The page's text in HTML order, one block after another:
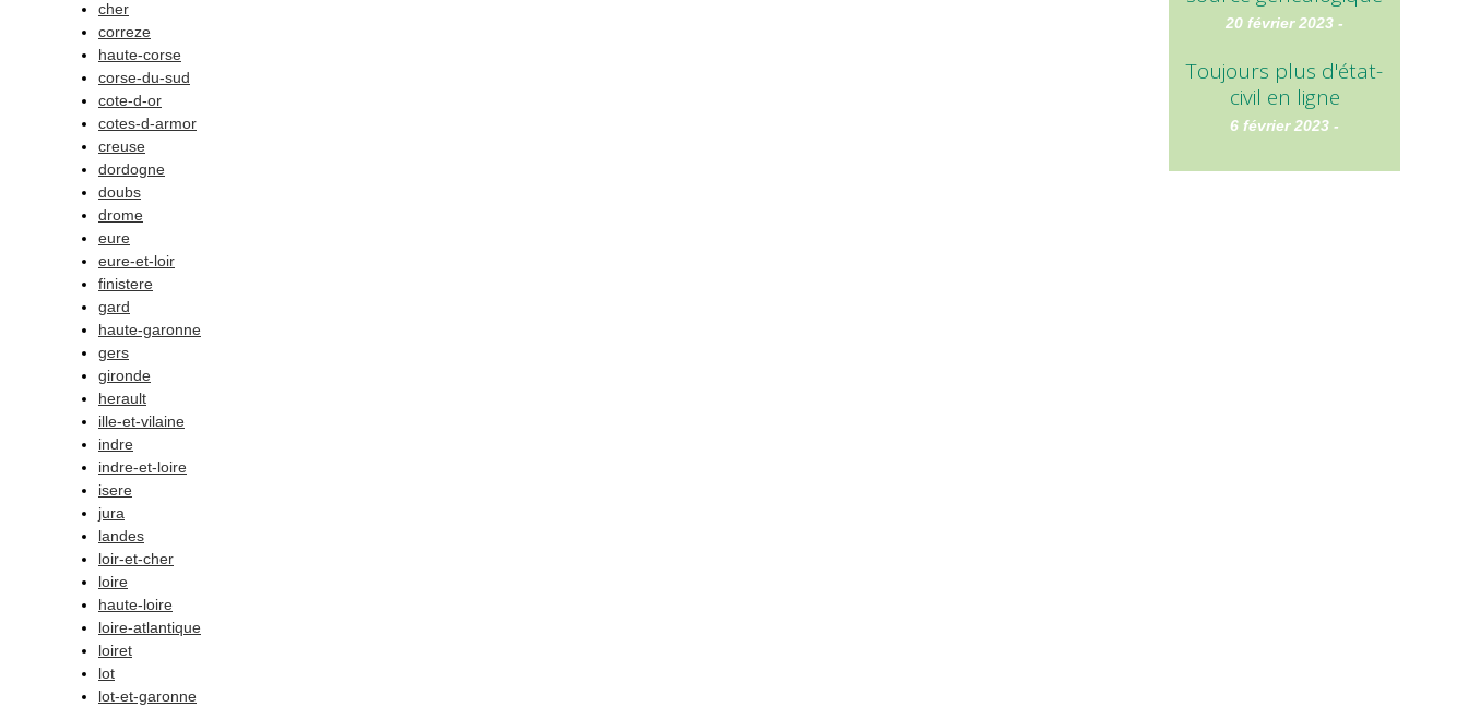
cher
correze
haute-corse
corse-du-sud
cote-d-or
cotes-d-armor
creuse
dordogne
doubs
drome
eure
eure-et-loir
finistere
gard
haute-garonne
gers
gironde
herault
ille-et-vilaine
indre
indre-et-loire
isere
jura
landes
loir-et-cher
loire
haute-loire
loire-atlantique
loiret
lot
lot-et-garonne
20 février 2023 -
Toujours plus d'état-
civil en ligne
6 février 2023 -